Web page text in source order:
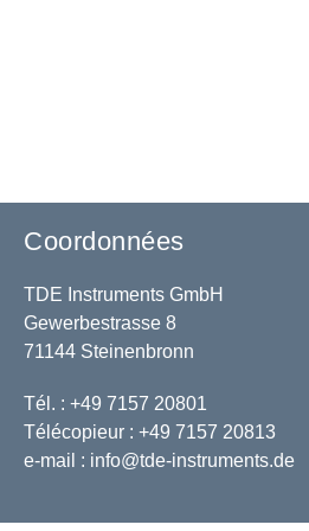
Coordonnées
TDE Instruments GmbH
Gewerbestrasse 8
71144 Steinenbronn
Tél. : +49 7157 20801
Télécopieur : +49 7157 20813
e-mail : info@tde-instruments.de